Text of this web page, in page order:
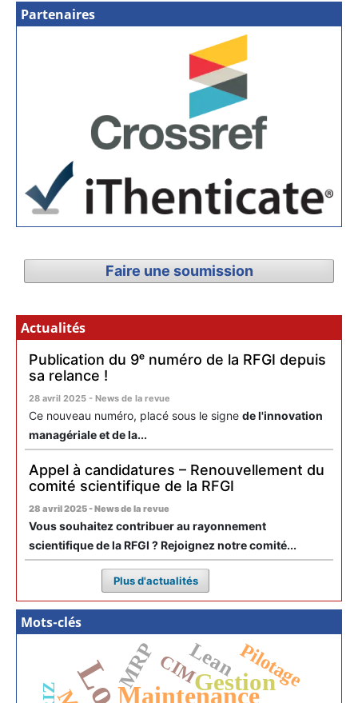
Partenaires
Faire une soumission
Actualités
Publication du 9ᵉ numéro de la RFGI depuis
sa relance !
28 avril 2025 - News de la revue
Ce nouveau numéro, placé sous le signe de l'innovation
managériale et de la...
Appel à candidatures – Renouvellement du
comité scientifique de la RFGI
28 avril 2025 - News de la revue
Vous souhaitez contribuer au rayonnement
scientifique de la RFGI ? Rejoignez notre comité...
Plus d'actualités
Mots-clés
Maintenance
Gestion
MRP LeanPilotage
CIM